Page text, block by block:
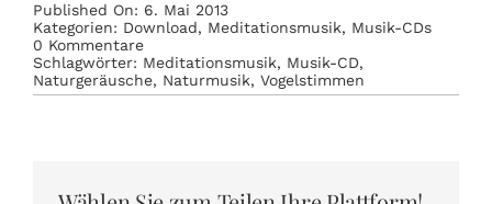
Published On: 6. Mai 2013
Kategorien: Download, Meditationsmusik, Musik-CDs
0 Kommentareon
Vogelstimmen,
Vogelgesang,
Vogelgezwitscher
Schlagwörter: Meditationsmusik, Musik-CD,
Naturgeräusche, Naturmusik, Vogelstimmen